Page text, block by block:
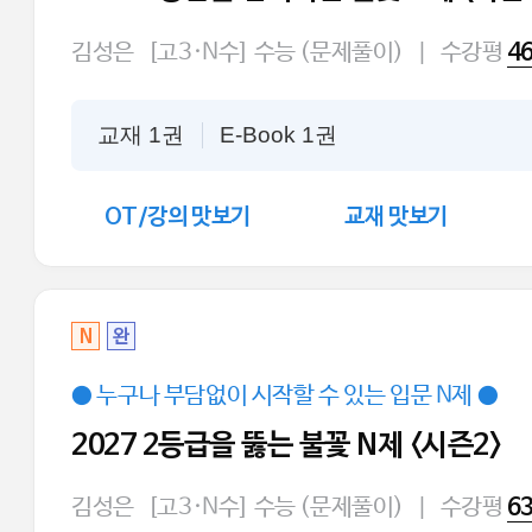
김성은 [고3·N수] 수능 (문제풀이) 수강평
교재 1권 E-Book 1권
OT/강의 맛보기 교재 맛보기
N 완
● 누구나 부담없이 시작할 수 있는 입문 N제 ●
2027 2등급을 뚫는 불꽃 N제 <시즌2>
김성은 [고3·N수] 수능 (문제풀이) 수강평 63